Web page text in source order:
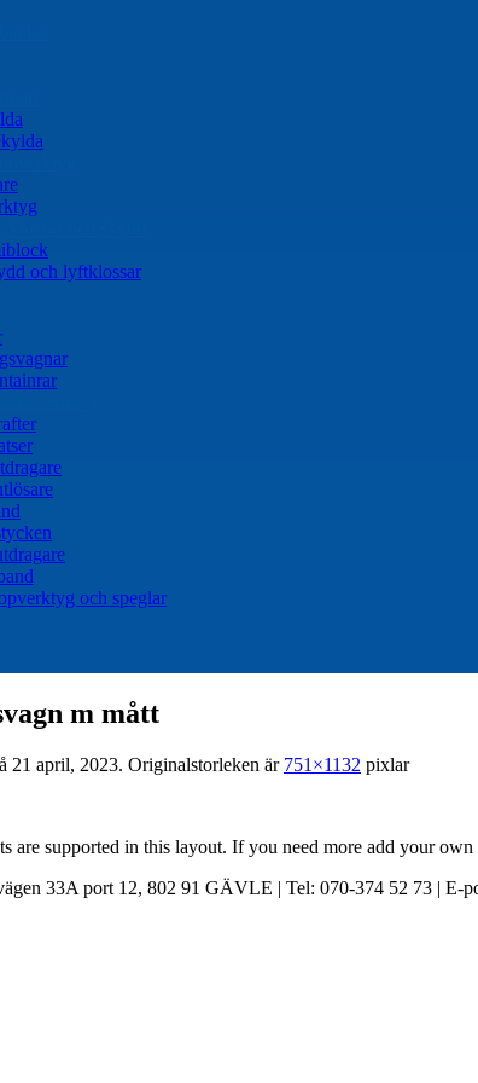
och lyftklossar
och speglar
m mått
21 april, 2023. Originalstorleken är 751×1132 pixlar
are supported in this layout. If you need more add your own
33A port 12, 802 91 GÄVLE | Tel: 070-374 52 73 | E-